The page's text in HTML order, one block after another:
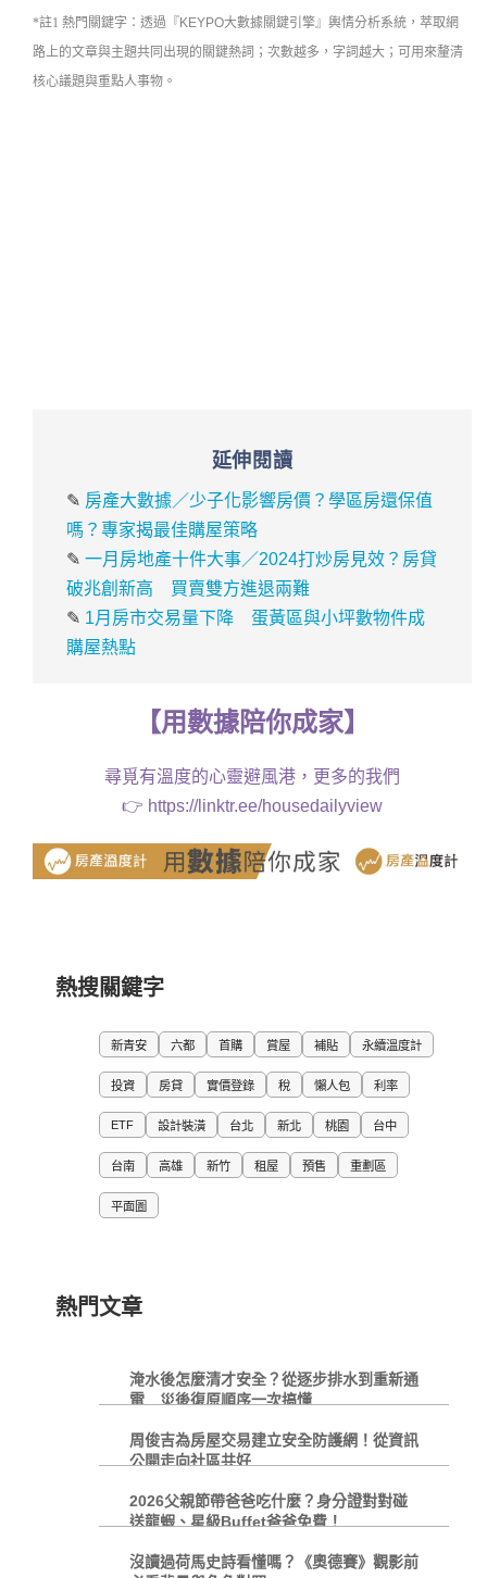
*註1熱門關鍵字：透過『KEYPO大數據關鍵引擎』輿情分析系統 ，萃取網
路上的文章與主題共同出現的關鍵熱詞；次數越多，字詞越大；可用來釐清
核心議題與重點人事物。
延伸閱讀
✎ 房產大數據／少子化影響房價？學區房還保值
嗎？專家揭最佳購屋策略
✎一月房地產十件大事／2024打炒房見效？房貸
破兆創新高 買賣雙方進退兩難
✎ 1月房市交易量下降 蛋黃區與小坪數物件成
購屋熱點
【用數據陪你成家】
尋覓有溫度的心靈避風港，更多的我們
👉 https://linktr.ee/housedailyview
熱搜關鍵字
新青安 六都 首購 賞屋 補貼 永續溫度計
投資 房貸 實價登錄 稅 懶人包 利率
ETF 設計裝潢 台北 新北 桃園 台中
台南 高雄 新竹 租屋 預售 重劃區
平面圖
熱門文章
淹水後怎麼清才安全？從逐步排水到重新通
電 災後復原順序一次搞懂
周俊吉為房屋交易建立安全防護網！從資訊
公開走向社區共好
2026父親節帶爸爸吃什麼？身分證對對碰
送龍蝦、星級Buffet爸爸免費！
沒讀過荷馬史詩看懂嗎？《奧德賽》觀影前